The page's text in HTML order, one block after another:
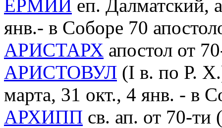
ЕРМИЙ еп. Далматский,
янв.- в Соборе 70
АРИСТАРХ апостол от
АРИСТОВУЛ (I в. по Р.
марта, 31 окт., 4 янв. - в
АРХИПП св. ап. от 70-